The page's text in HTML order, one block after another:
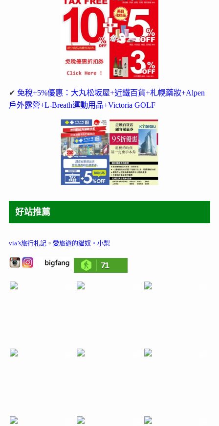
✔ 免稅+5%優惠：大丸松坂屋+近鐵百貨+札幌藥妝+Alpen
戶外露營+L-Breath運動用品+Victoria GOLF
好站推薦
via’s旅行札記。 愛旅遊的貓奴‧小梨
71